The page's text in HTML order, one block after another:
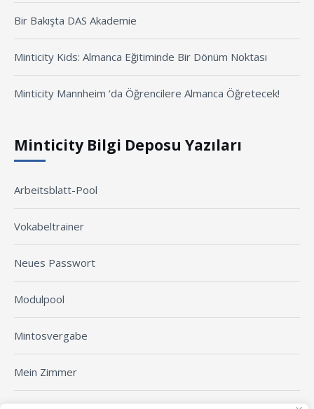
Bir Bakışta DAS Akademie
Minticity Kids: Almanca Eğitiminde Bir Dönüm Noktası
Minticity Mannheim ‘da Öğrencilere Almanca Öğretecek!
Minticity Bilgi Deposu Yazıları
Arbeitsblatt-Pool
Vokabeltrainer
Neues Passwort
Modulpool
Mintosvergabe
Mein Zimmer